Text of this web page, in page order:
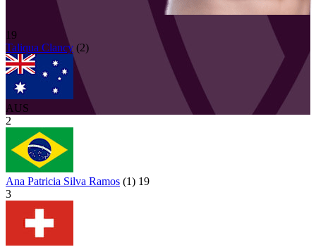
19
Taliqua Clancy (2)
AUS
2
Ana Patricia Silva Ramos (1) 19
3